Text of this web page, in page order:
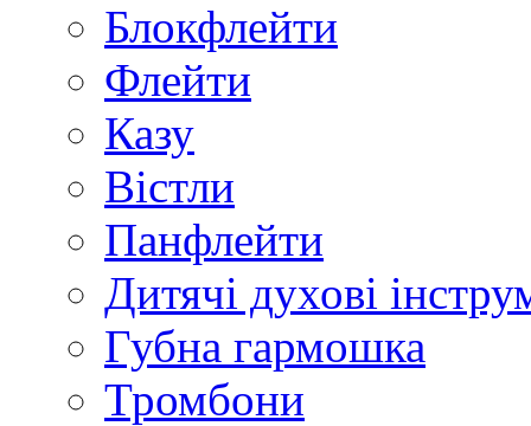
Блокфлейти
Флейти
Казу
Вістли
Панфлейти
Дитячі духові
Губна гармошка
Тромбони